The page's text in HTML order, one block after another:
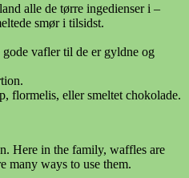
alle de tørre ingedienser i –
smør i tilsidst.
vafler til de er gyldne og
flormelis, eller smeltet chokolade.
Here in the family, waffles are
many ways to use them.